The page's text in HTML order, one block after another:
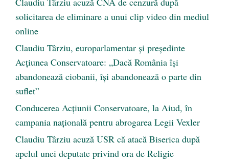
solicitarea de eliminare a unui clip video din mediul
online
Claudiu Târziu, europarlamentar și președinte
Acțiunea Conservatoare: „Dacă România își
abandonează ciobanii, își abandonează o parte din
suflet”
Conducerea Acțiunii Conservatoare, la Aiud, în
campania națională pentru abrogarea Legii Vexler
Claudiu Târziu acuză USR că atacă Biserica după
apelul unei deputate privind ora de Religie